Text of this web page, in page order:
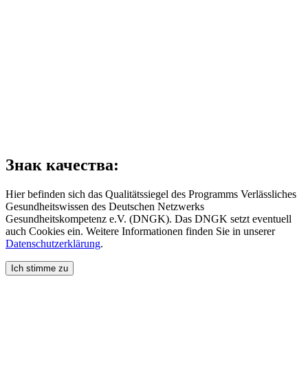
Знак качества:
Hier befinden sich das Qualitätssiegel des Programms Verlässliches
Gesundheitswissen des Deutschen Netzwerks
Gesundheitskompetenz e.V. (DNGK). Das DNGK setzt eventuell
auch Cookies ein. Weitere Informationen finden Sie in unserer
Datenschutzerklärung.
Ich stimme zu